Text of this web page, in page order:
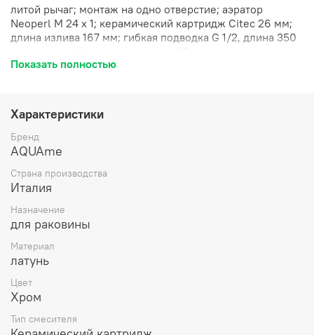
литой рычаг; монтаж на одно отверстие; аэратор
Neoperl M 24 x 1; керамический картридж Citec 26 мм;
длина излива 167 мм; гибкая подводка G 1/2, длина 350
Показать полностью
Характеристики
Бренд
AQUAme
Страна производства
Италия
Назначение
для раковины
Материал
латунь
Цвет
Хром
Тип смесителя